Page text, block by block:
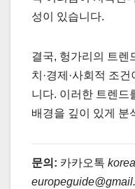
성이 있습니다.
결국, 헝가리의 트렌
치·경제·사회적 조
니다. 이러한 트렌드
배경을 깊이 있게 분
문의: 카카오톡